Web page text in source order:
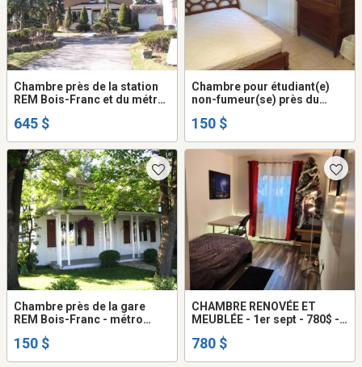
Chambre près de la station
REM Bois-Franc et du métro
privé - Private parking -
645 $
Chambre pour étudiant(e)
non-fumeur(se) près du
de marche)
150 $
Chambre près de la gare
REM Bois-Franc - métro
stationnement privé)
150 $
CHAMBRE RENOVÉE ET
MEUBLÉE - 1er sept - 780$ -
780 $